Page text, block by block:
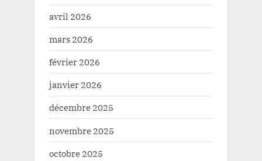
avril 2026
mars 2026
février 2026
janvier 2026
décembre 2025
novembre 2025
octobre 2025